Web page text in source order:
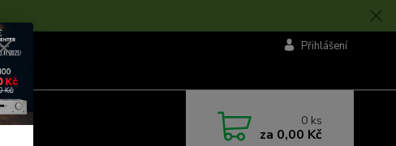
Přihlášení
0 ks
za 0,00 Kč